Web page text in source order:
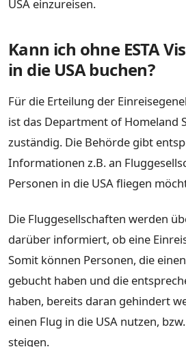
USA einzureisen.
Kann ich ohne ESTA
in die USA buchen?
Für die Erteilung der
ist das Department of Homeland
zuständig. Die Behörde gibt
Informationen z.B. an
Personen in die USA fliegen
Die Fluggesellschaften werden
darüber informiert, ob eine
Somit können Personen, die
gebucht haben und die
haben, bereits daran gehindert
einen Flug in die USA nutzen,
steigen.